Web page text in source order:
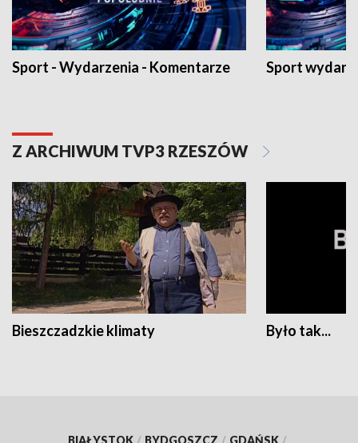
Sport - Wydarzenia - Komentarze Sport
Z ARCHIWUM TVP3 RZESZÓW
Bieszczadzkie klimaty Było tak...
BIAŁYSTOK / BYDGOSZCZ / GDAŃSK /